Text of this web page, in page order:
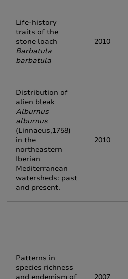
Life-history
traits of the
stone loach
Barbatula
barbatula
2010
Distribution of
alien bleak
Alburnus
alburnus
(Linnaeus,1758)
in the
northeastern
Iberian
Mediterranean
watersheds: past
and present.
2010
Patterns in
species richness